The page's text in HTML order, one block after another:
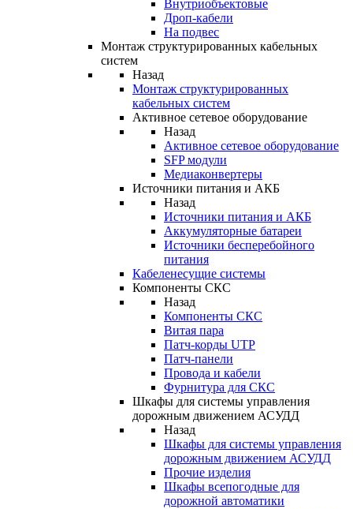
Внутриобъектовые
Дроп-кабели
На подвес
Монтаж структурированных кабельных
систем
Назад
Монтаж структурированных
кабельных систем
Активное сетевое оборудование
Назад
Активное сетевое оборудование
SFP модули
Медиаконвертеры
Источники питания и АКБ
Назад
Источники питания и АКБ
Аккумуляторные батареи
Источники бесперебойного
питания
Кабеленесущие системы
Компоненты СКС
Назад
Компоненты СКС
Витая пара
Патч-корды UTP
Патч-панели
Провода и кабели
Фурнитура для СКС
Шкафы для системы управления
дорожным движением АСУДД
Назад
Шкафы для системы управления
дорожным движением АСУДД
Прочие изделия
Шкафы всепогодные для
дорожной автоматики